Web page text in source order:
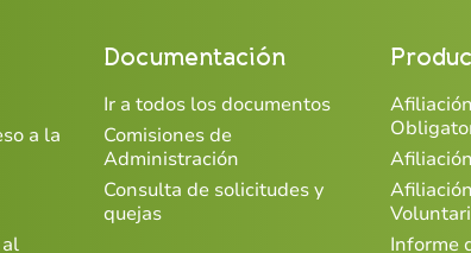
a la
Documentación
Ir a todos los documentos
Comisiones de
Administración
Consulta de solicitudes y
quejas
Informe